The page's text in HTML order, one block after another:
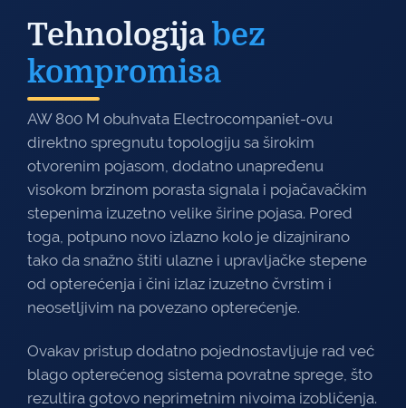
Tehnologija bez
kompromisa
AW 800 M obuhvata Electrocompaniet-ovu
direktno spregnutu topologiju sa širokim
otvorenim pojasom, dodatno unapređenu
visokom brzinom porasta signala i pojačavačkim
stepenima izuzetno velike širine pojasa. Pored
toga, potpuno novo izlazno kolo je dizajnirano
tako da snažno štiti ulazne i upravljačke stepene
od opterećenja i čini izlaz izuzetno čvrstim i
neosetljivim na povezano opterećenje.
Ovakav pristup dodatno pojednostavljuje rad već
blago opterećenog sistema povratne sprege, što
rezultira gotovo neprimetnim nivoima izobličenja.